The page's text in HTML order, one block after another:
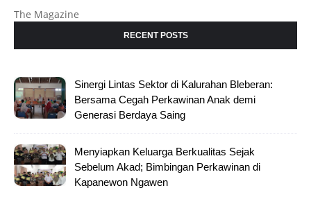
The Magazine
RECENT POSTS
Sinergi Lintas Sektor di Kalurahan Bleberan:
Bersama Cegah Perkawinan Anak demi
Generasi Berdaya Saing
Menyiapkan Keluarga Berkualitas Sejak
Sebelum Akad; Bimbingan Perkawinan di
Kapanewon Ngawen